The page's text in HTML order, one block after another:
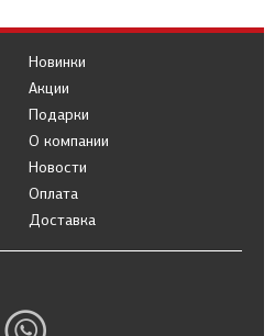
Новинки
Акции
Подарки
О компании
Новости
Оплата
Доставка